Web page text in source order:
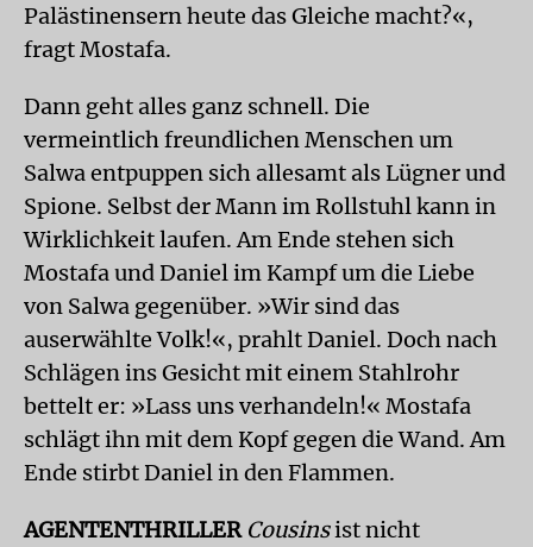
Palästinensern heute das Gleiche macht?«,
fragt Mostafa.
Dann geht alles ganz schnell. Die
vermeintlich freundlichen Menschen um
Salwa entpuppen sich allesamt als Lügner und
Spione. Selbst der Mann im Rollstuhl kann in
Wirklichkeit laufen. Am Ende stehen sich
Mostafa und Daniel im Kampf um die Liebe
von Salwa gegenüber. »Wir sind das
auserwählte Volk!«, prahlt Daniel. Doch nach
Schlägen ins Gesicht mit einem Stahlrohr
bettelt er: »Lass uns verhandeln!« Mostafa
schlägt ihn mit dem Kopf gegen die Wand. Am
Ende stirbt Daniel in den Flammen.
AGENTENTHRILLER Cousinsist nicht